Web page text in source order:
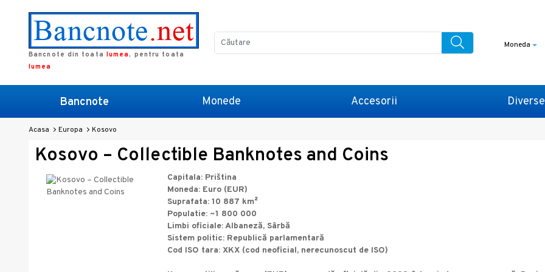
Bancnote din toata lumea, pentru toata
lumea
Moneda
Bancnote Monede Accesorii Diverse
Acasa Europa Kosovo
Kosovo – Collectible Banknotes and Coins
Capitala: Priština
Moneda: Euro (EUR)
Suprafata: 10 887 km²
Populatie: ~1 800 000
Limbi oficiale: Albaneză, Sârbă
Sistem politic: Republică parlamentară
Cod ISO tara: XKX (cod neoficial, nerecunoscut de ISO)